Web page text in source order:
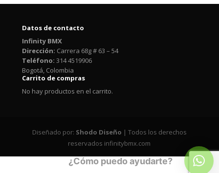
Datos de contacto
Infinity BMX
Dirección: Carrera 68g # 63 – 54
Teléfono: 314 4519906
Bogotá, Colombia
Carrito de compras
No hay productos en el carrito.
Diseñado por: Shodo Diseño | Todos los derechos
reservados infinitybmx.com
¿Cómo puedo ayudarte?